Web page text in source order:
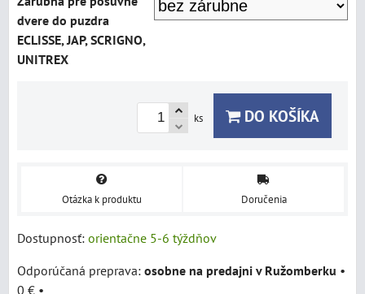
dvere do puzdra
ECLISSE, JAP, SCRIGNO,
UNITREX
ks DO KOŠÍKA
Otázka k produktu Doručenia
Dostupnosť: orientačne 5-6 týždňov
osobne na predajni v Ružomberku •
0 € •